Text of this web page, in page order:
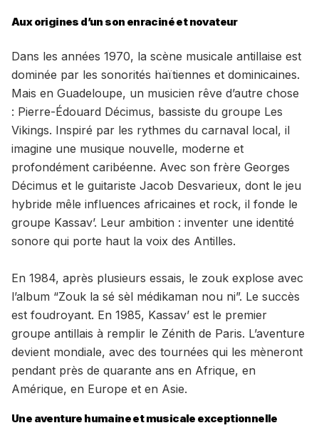
Aux origines d’un son enraciné et novateur
Dans les années 1970, la scène musicale antillaise est
dominée par les sonorités haïtiennes et dominicaines.
Mais en Guadeloupe, un musicien rêve d’autre chose
: Pierre-Édouard Décimus, bassiste du groupe Les
Vikings. Inspiré par les rythmes du carnaval local, il
imagine une musique nouvelle, moderne et
profondément caribéenne. Avec son frère Georges
Décimus et le guitariste Jacob Desvarieux, dont le jeu
hybride mêle influences africaines et rock, il fonde le
groupe Kassav’. Leur ambition : inventer une identité
sonore qui porte haut la voix des Antilles.
En 1984, après plusieurs essais, le zouk explose avec
l’album “Zouk la sé sèl médikaman nou ni”. Le succès
est foudroyant. En 1985, Kassav’ est le premier
groupe antillais à remplir le Zénith de Paris. L’aventure
devient mondiale, avec des tournées qui les mèneront
pendant près de quarante ans en Afrique, en
Amérique, en Europe et en Asie.
Une aventure humaine et musicale exceptionnelle